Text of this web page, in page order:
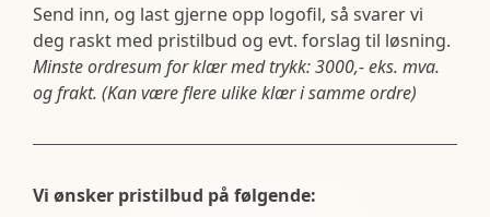
Send inn, og last gjerne opp logofil, så svarer vi
deg raskt med pristilbud og evt. forslag til løsning.
Minste ordresum for klær med trykk: 3000,- eks. mva.
og frakt. (Kan være flere ulike klær i samme ordre)
Vi ønsker pristilbud på følgende: